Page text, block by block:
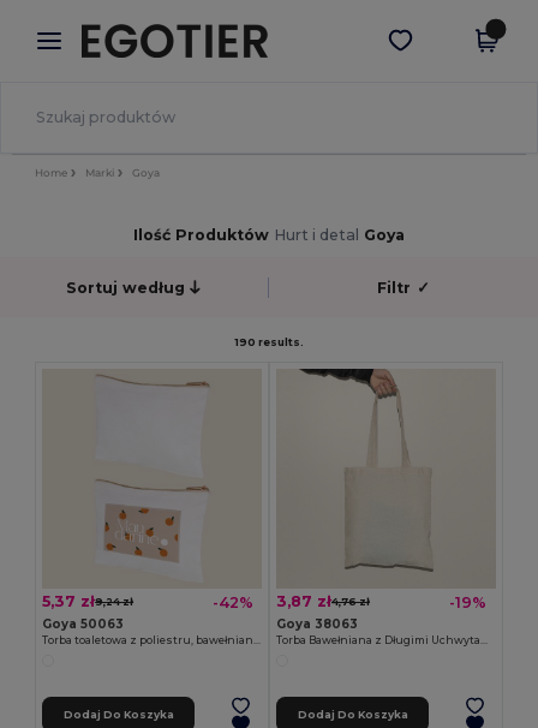
× Aplikacja Egotier
Lepsze ceny w aplikacji!
Pobierz app
Home Marki Goya
Ilość Produktów Hurt i detal Goya
Sortuj według Filtr ✓
190 results.
5,37 zł9,24 zł -42%
Goya 50063
Torba toaletowa z poliestru, bawełniany wygląd POLY
Dodaj Do Koszyka
3,87 zł4,76 zł -19%
Goya 38063
Torba Bawełniana z Długimi Uchwytami 135g/m2 MALL
Dodaj Do Koszyka